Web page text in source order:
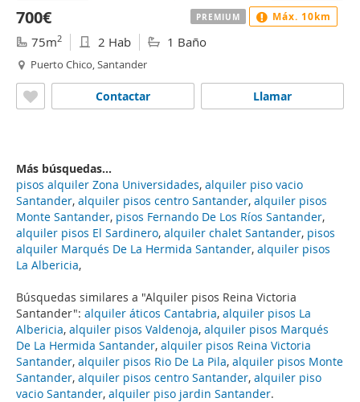
Búsquedas similares a "Alquiler pisos Reina Victoria
Santander": alquiler áticos Cantabria, alquiler pisos La
Albericia, alquiler pisos Valdenoja, alquiler pisos Marqués
De La Hermida Santander, alquiler pisos Reina Victoria
Santander, alquiler pisos Rio De La Pila, alquiler pisos Monte
Santander, alquiler pisos centro Santander, alquiler piso
vacio Santander, alquiler piso jardin Santander.
700€
75m2 2 Hab 1 Baño
Puerto Chico, Santander
Llamar
Contactar
PREMIUM Máx. 10km
Más búsquedas...
pisos alquiler Zona Universidades, alquiler piso vacio
Santander, alquiler pisos centro Santander, alquiler pisos
Monte Santander, pisos Fernando De Los Ríos Santander,
alquiler pisos El Sardinero, alquiler chalet Santander, pisos
alquiler Marqués De La Hermida Santander, alquiler pisos
La Albericia,